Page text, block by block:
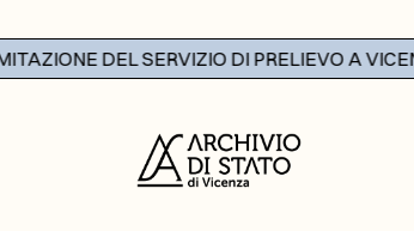
DEL SERVIZIO DI PRELIEVO A VICENZA